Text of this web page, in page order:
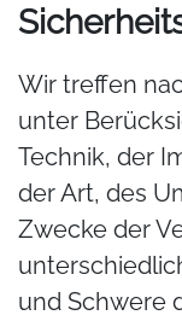
Wir treffen
unter
Technik, der
der Art, des
Zwecke der
und Schwere